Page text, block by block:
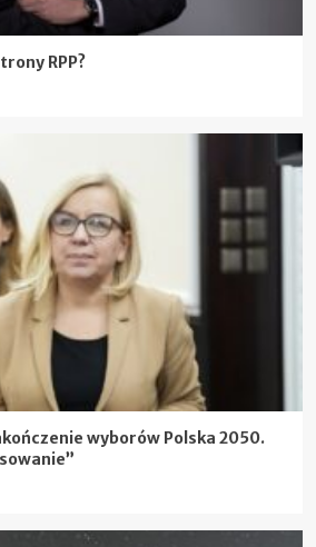
RPP?
wyborów Polska 2050.